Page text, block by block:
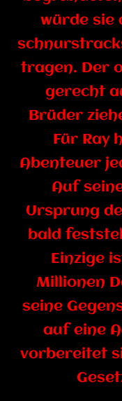
würde sie
tragen. Der
gerecht
Brüder
Für Ray
Abenteuer
Auf
Ursprung
bald
Einzige
Millionen
seine
auf eine
vorbereitet